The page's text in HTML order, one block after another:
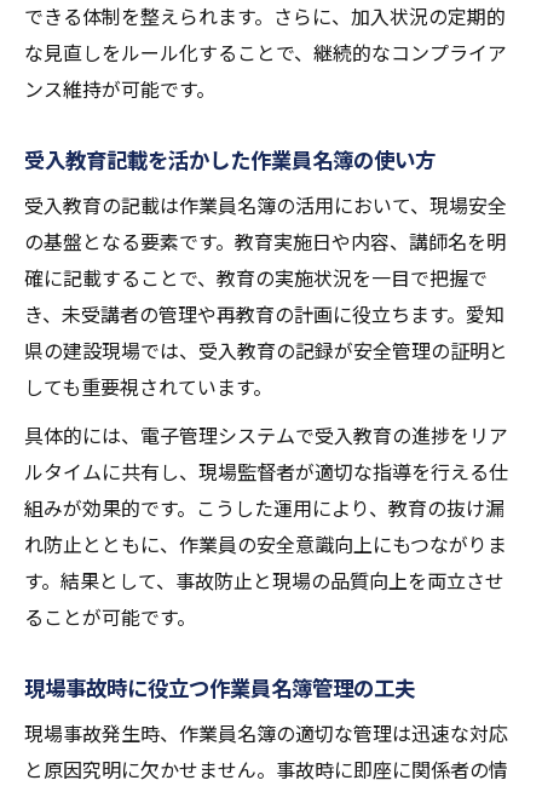
できる体制を整えられます。さらに、加入状況の定期的
な見直しをルール化することで、継続的なコンプライア
ンス維持が可能です。
受入教育記載を活かした作業員名簿の使い方
受入教育の記載は作業員名簿の活用において、現場安全
の基盤となる要素です。教育実施日や内容、講師名を明
確に記載することで、教育の実施状況を一目で把握で
き、未受講者の管理や再教育の計画に役立ちます。愛知
県の建設現場では、受入教育の記録が安全管理の証明と
しても重要視されています。
具体的には、電子管理システムで受入教育の進捗をリア
ルタイムに共有し、現場監督者が適切な指導を行える仕
組みが効果的です。こうした運用により、教育の抜け漏
れ防止とともに、作業員の安全意識向上にもつながりま
す。結果として、事故防止と現場の品質向上を両立させ
ることが可能です。
現場事故時に役立つ作業員名簿管理の工夫
現場事故発生時、作業員名簿の適切な管理は迅速な対応
と原因究明に欠かせません。事故時に即座に関係者の情